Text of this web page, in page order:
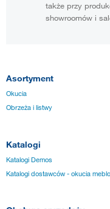
także przy
showroomów i
Asortyment
Okucia
Obrzeża i listwy
Katalogi
Katalogi Demos
Katalogi dostawców - okucia